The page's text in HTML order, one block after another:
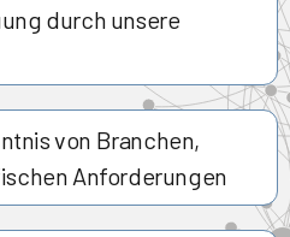
durch unsere
von Branchen,
Anforderungen